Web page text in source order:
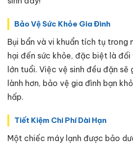
Bảo Vệ Sức Khỏe Gia Đình
Bụi bẩn và vi khuẩn tích tụ trong
hại đến sức khỏe, đặc biệt là đối
lớn tuổi. Việc vệ sinh đều đặn sẽ
lành hơn, bảo vệ gia đình bạn
hấp.
Tiết Kiệm Chi Phí Dài Hạn
Một chiếc máy lạnh được bảo